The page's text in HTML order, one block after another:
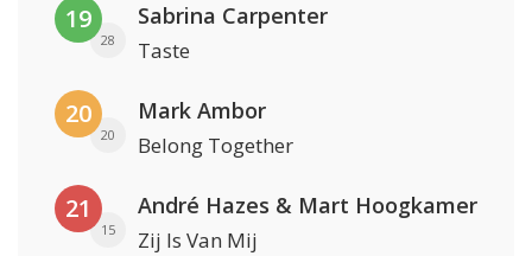
19
28
Sabrina Carpenter
Taste
20
20
Mark Ambor
Belong Together
21
15
André Hazes & Mart Hoogkamer
Zij Is Van Mij